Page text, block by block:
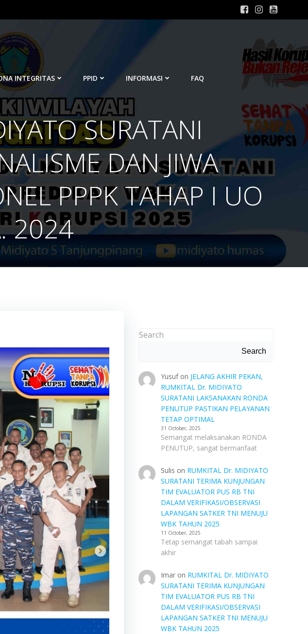
INTEGRITAS PPID INFORMASI FAQ
SURATANI
DAN JIWA
PPPK TAHAP I UO
2024
Search
Search
Yusufon JELANG AKHIR PEKAN,
RUMKITAL Dr. MIDIYATO
SURATANI LAKSANAKAN RONDA
PENUTUP PASTIKAN PELAYANAN
TETAP OPTIMAL
31 October, 2025
Semangat melaksanakan RONDA
PENUTUP, sangat bermanfaat
Sulis on RUMKITAL Dr. MIDIYATO
SURATANI TERIMA KUNJUNGAN
TIM EVALUATOR PUS RB TNI
DALAM VERIFIKASI/OBSERVASI
LAPANGAN SATKER TNI MENUJU
WBK TAHUN 2025
11 October, 2025
Tetap semangat tabah sampai
akhir
Imaron RUMKITAL Dr. MIDIYATO
SURATANI TERIMA KUNJUNGAN
TIM EVALUATOR PUS RB TNI
DALAM VERIFIKASI/OBSERVASI
LAPANGAN SATKER TNI MENUJU
WBK TAHUN 2025